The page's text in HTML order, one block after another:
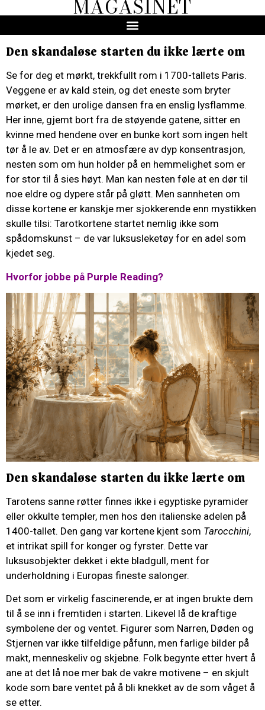
MAGASINET
Den skandaløse starten du ikke lærte om
Se for deg et mørkt, trekkfullt rom i 1700-tallets Paris.
Veggene er av kald stein, og det eneste som bryter
mørket, er den urolige dansen fra en enslig lysflamme.
Her inne, gjemt bort fra de støyende gatene, sitter en
kvinne med hendene over en bunke kort som ingen helt
tør å le av. Det er en atmosfære av dyp konsentrasjon,
nesten som om hun holder på en hemmelighet som er
for stor til å sies høyt. Man kan nesten føle at en dør til
noe eldre og dypere står på gløtt. Men sannheten om
disse kortene er kanskje mer sjokkerende enn mystikken
skulle tilsi: Tarotkortene startet nemlig ikke som
spådomskunst – de var luksusleketøy for en adel som
kjedet seg.
Hvorfor jobbe på Purple Reading?
Den skandaløse starten du ikke lærte om
Tarotens sanne røtter finnes ikke i egyptiske pyramider
eller okkulte templer, men hos den italienske adelen på
1400-tallet. Den gang var kortene kjent som Tarocchini,
et intrikat spill for konger og fyrster. Dette var
luksusobjekter dekket i ekte bladgull, ment for
underholdning i Europas fineste salonger.
Det som er virkelig fascinerende, er at ingen brukte dem
til å se inn i fremtiden i starten. Likevel lå de kraftige
symbolene der og ventet. Figurer som Narren, Døden og
Stjernen var ikke tilfeldige påfunn, men farlige bilder på
makt, menneskeliv og skjebne. Folk begynte etter hvert å
ane at det lå noe mer bak de vakre motivene – en skjult
kode som bare ventet på å bli knekket av de som våget å
se etter.